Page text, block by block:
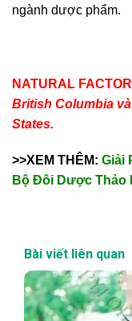
ngành dược phẩm.
NATURAL
British Columbia
States.
>>XEM THÊM: Giải
Bộ Đôi Dược Thảo
Bài viết liên quan